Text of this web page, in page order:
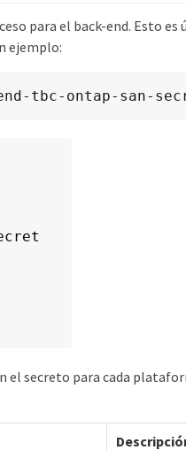
para el back-end. Esto es
ejemplo:
tbc-ontap-san-
el secreto para cada